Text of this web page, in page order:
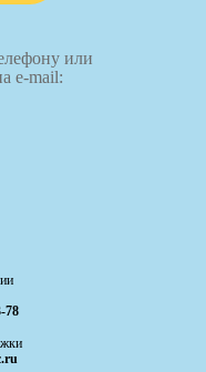
или
e-mail:
78